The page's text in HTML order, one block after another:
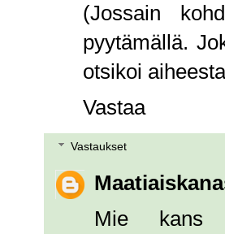
(Jossain
pyytämällä.
otsikoi
Vastaa
Vastaukset
Mie kans